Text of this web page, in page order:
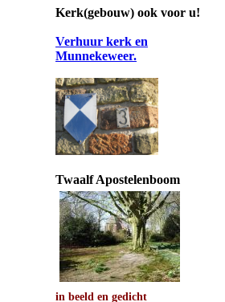
Kerk(gebouw) ook voor u!
Verhuur kerk en
Munnekeweer.
Twaalf Apostelenboom
in beeld en gedicht